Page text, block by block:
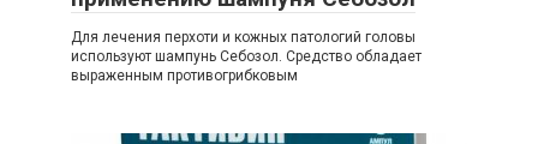
Для лечения перхоти и кожных патологий головы
используют шампунь Себозол. Средство обладает
выраженным противогрибковым